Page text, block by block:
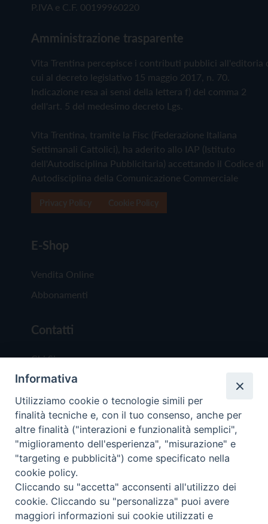
P.IVA e C.F. 00199960220
Amministrazione trasparente
Vita Trentina percepisce i contributi pubblici all'editoria
cui al decreto legislativo 15 maggio 2017, n. 70.
Indicazione resa ai sensi della lettera f) del comma 2
dell'art. 5 del medesimo decreto Lgs.
Vita Trentina, tramite la Fisc (Federazione Italiana
Settimanali Cattolici), ha aderito allo IAP (Istituto
dell'Autodisciplina Pubblicitaria) accettando il Codice di
Autodisciplina della Comunicazione Commerciale
E-Shop
Vendita Online
Abbonamenti
Contatti
Chi Siamo
Redazione
Scrivici
Copyright © 2019 - Tutti i diritti riservati - Vita
Trentina Editrice
Privacy Policy
Informativa
Utilizziamo cookie o tecnologie simili per
finalità tecniche e, con il tuo consenso, anche per
altre finalità ("interazioni e funzionalità semplici",
"miglioramento dell'esperienza", "misurazione" e
"targeting e pubblicità") come specificato nella
cookie policy.
Cliccando su "accetta" acconsenti all'utilizzo dei
cookie. Cliccando su "personalizza" puoi avere
maggiori informazioni sui cookie utilizzati e